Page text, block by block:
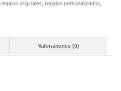
regalos originales regalos personalizados
Valoraciones (0)